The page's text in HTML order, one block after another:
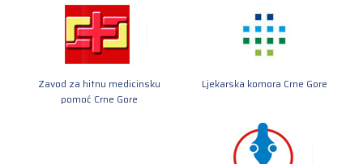
Zavod za hitnu medicinsku
pomoć Crne Gore
Ljekarska komora Crne Gore